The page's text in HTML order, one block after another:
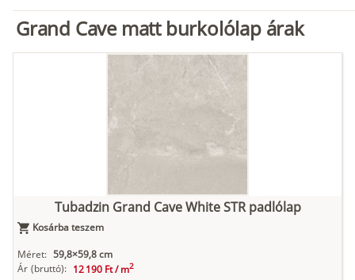
Grand Cave matt burkolólap árak
Tubadzin Grand Cave White STR padlólap
Kosárba teszem
Méret: 59,8×59,8 cm
Ár (bruttó): 12 190 Ft /m2